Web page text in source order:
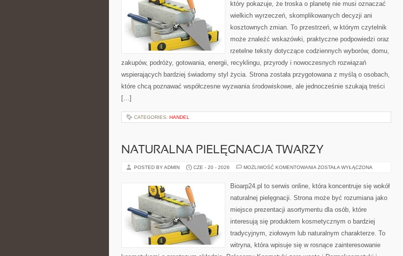
który pokazuje, że troska o planetę nie musi oznaczać
wielkich wyrzeczeń, skomplikowanych decyzji ani
kosztownych zmian. To przestrzeń, w którym czytelnik
może znaleźć wskazówki, praktyczne podpowiedzi oraz
rzetelne teksty dotyczące codziennych wyborów, domu,
zakupów, podróży, gotowania, energii, recyklingu, przyrody i nowoczesnych rozwiązań
wspierających bardziej świadomy styl życia. Strona została przygotowana z myślą o osobach,
które chcą poznawać współczesne wyzwania środowiskowe, ale jednocześnie szukają treści
[…]
CATEGORIES: HANDEL
NATURALNA PIELĘGNACJA TWARZY
POSTED BY ADMIN CZE - 20 - 2026 MOŻLIWOŚĆ KOMENTOWANIA NATURALNA
ZOSTAŁA WYŁĄCZONA
Bioarp24.pl to serwis online, która koncentruje się wokół
naturalnej pielęgnacji. Strona może być rozumiana jako
miejsce prezentacji asortymentu dla osób, które
interesują się produktem kosmetycznym o bardziej
tradycyjnym, ziołowym lub naturalnym charakterze. To
witryna, która wpisuje się w rosnące zainteresowanie